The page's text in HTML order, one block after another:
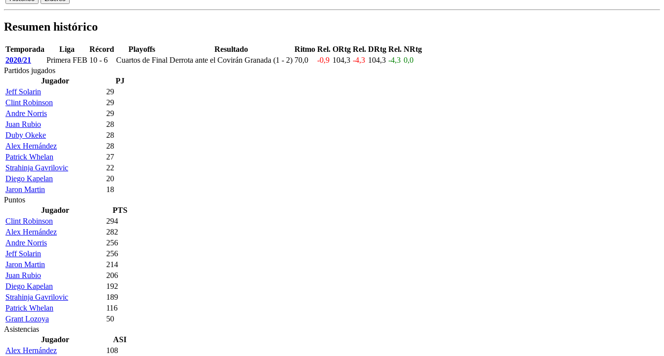
Resumen histórico
Temporada Liga Récord Playoffs Resultado Ritmo Rel. ORtg Rel. DRtg Rel. NRtg
2020/21
Primera FEB 10 - 6 Cuartos de Final Derrota ante el Covirán Granada (1 - 2) 70,0 -0,9 104,3 -4,3 104,3 -4,3 0,0
Partidos jugados
Jugador
PJ
Jeff Solarin
29
Clint Robinson
29
Andre Norris
29
Juan Rubio
28
Duby Okeke
28
Alex Hernández
28
Patrick Whelan
27
Strahinja Gavrilovic
22
Diego Kapelan
20
Jaron Martin
18
Puntos
Jugador
PTS
Clint Robinson
294
Alex Hernández
282
Andre Norris
256
Jeff Solarin
256
Jaron Martin
214
Juan Rubio
206
Diego Kapelan
192
Strahinja Gavrilovic
189
Patrick Whelan
116
Grant Lozoya
50
Asistencias
Jugador
ASI
Alex Hernández
108